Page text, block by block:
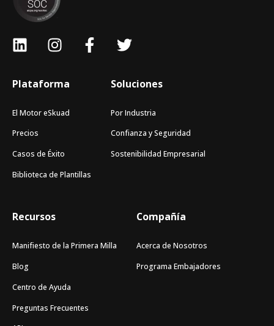
Plataforma
El Motor eSkuad
Precios
Casos de Éxito
Biblioteca de Plantillas
Soluciones
Por Industria
Confianza y Seguridad
Sostenibilidad Empresarial
Recursos
Manifiesto de la Primera Milla
Blog
Centro de Ayuda
Preguntas Frecuentes
Compañía
Acerca de Nosotros
Programa Embajadores